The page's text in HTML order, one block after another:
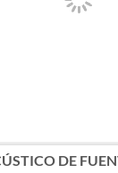
DE